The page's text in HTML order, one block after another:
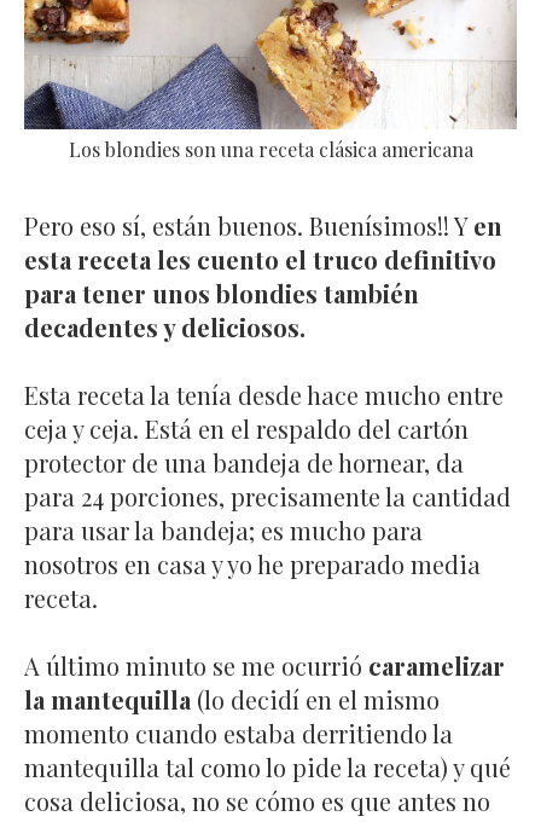
Los blondies son una receta clásica americana
Pero eso sí, están buenos. Buenísimos!! Yen
esta receta les cuento el truco definitivo
para tener unos blondies también
decadentes y deliciosos.
Esta receta la tenía desde hace mucho entre
ceja y ceja. Está en el respaldo del cartón
protector de una bandeja de hornear, da
para 24 porciones, precisamente la cantidad
para usar la bandeja; es mucho para
nosotros en casa y yo he preparado media
receta.
A último minuto se me ocurrió caramelizar
la mantequilla (lo decidí en el mismo
momento cuando estaba derritiendo la
mantequilla tal como lo pide la receta) y qué
cosa deliciosa, no se cómo es que antes no